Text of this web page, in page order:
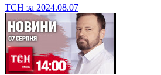
ТСН за 2024.08.07